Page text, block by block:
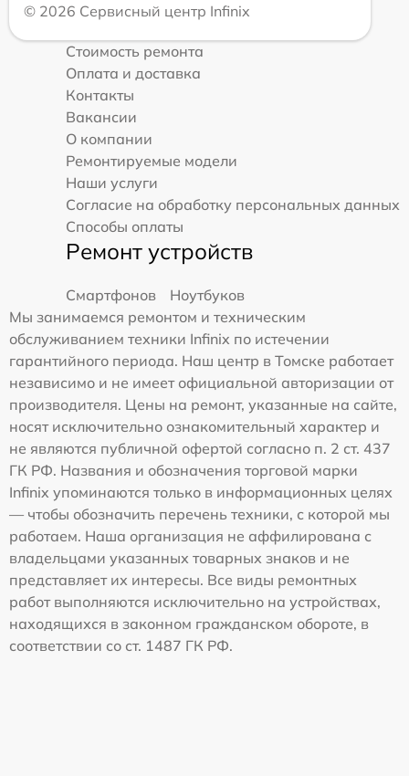
© 2026 Сервисный центр Infinix
Стоимость ремонта
Оплата и доставка
Контакты
Вакансии
О компании
Ремонтируемые модели
Наши услуги
Согласие на обработку персональных данных
Способы оплаты
Ремонт устройств
Смартфонов
Ноутбуков
Мы занимаемся ремонтом и техническим
обслуживанием техники Infinix по истечении
гарантийного периода. Наш центр в Томске работает
независимо и не имеет официальной авторизации от
производителя. Цены на ремонт, указанные на сайте,
носят исключительно ознакомительный характер и
не являются публичной офертой согласно п. 2 ст. 437
ГК РФ. Названия и обозначения торговой марки
Infinix упоминаются только в информационных целях
— чтобы обозначить перечень техники, с которой мы
работаем. Наша организация не аффилирована с
владельцами указанных товарных знаков и не
представляет их интересы. Все виды ремонтных
работ выполняются исключительно на устройствах,
находящихся в законном гражданском обороте, в
соответствии со ст. 1487 ГК РФ.